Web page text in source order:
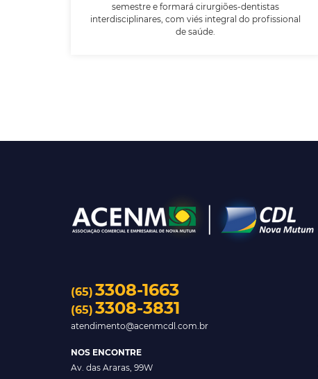
semestre e formará cirurgiões-dentistas
interdisciplinares, com viés integral do profissional
de saúde.
LEIA MAIS
(65) 3308-1663
(65) 3308-3831
atendimento@acenmcdl.com.br
NOS ENCONTRE
Av. das Araras, 99W